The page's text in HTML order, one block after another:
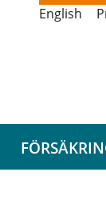
English